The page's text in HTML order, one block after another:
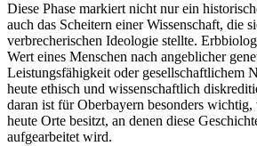
Diese Phase markiert nicht nur ein
auch das Scheitern einer Wissenschaft, die
verbrecherischen Ideologie stellte.
Wert eines Menschen nach angeblicher
Leistungsfähigkeit oder gesellschaftlichem
heute ethisch und wissenschaftlich
daran ist für Oberbayern besonders
heute Orte besitzt, an denen diese
aufgearbeitet wird.